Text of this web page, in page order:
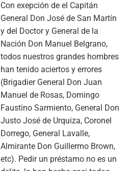
Con exepción de el Capitán
General Don José de San Martín
y del Doctor y General de la
Nación Don Manuel Belgrano,
todos nuestros grandes hombres
han tenido aciertos y errores
(Brigadier General Don Juan
Manuel de Rosas, Domingo
Faustino Sarmiento, General Don
Justo José de Urquiza, Coronel
Dorrego, General Lavalle,
Almirante Don Guillermo Brown,
etc). Pedir un préstamo no es un